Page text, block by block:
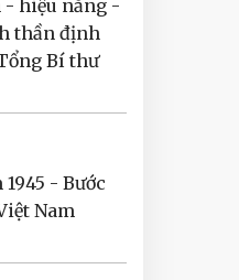
hiệu năng -
thần định
Bí thư
- Bước
Nam